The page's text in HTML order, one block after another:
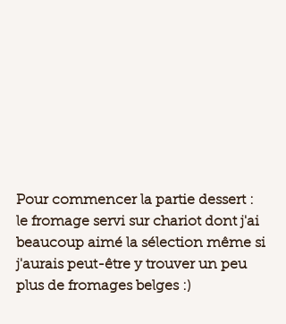
Pour commencer la partie dessert :
le fromage servi sur chariot dont j'ai
beaucoup aimé la sélection même si
j'aurais peut-être y trouver un peu
plus de fromages belges :)